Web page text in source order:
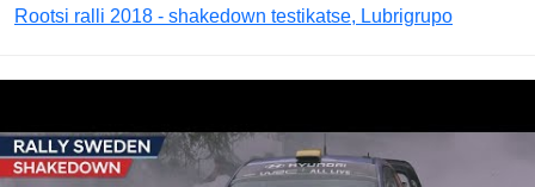
Rootsi ralli 2018 - shakedown testikatse, Lubrigrupo